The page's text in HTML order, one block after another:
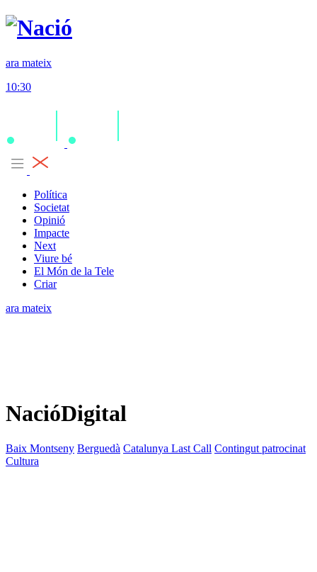
ara mateix
10:30
Política
Societat
Opinió
Impacte
Next
Viure bé
El Món de la Tele
Criar
ara mateix
NacióDigital
Baix Montseny Berguedà Catalunya Last Call Contingut patrocinat
Cultura